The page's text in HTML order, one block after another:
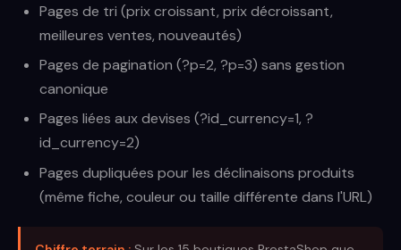
Pages de tri (prix croissant, prix décroissant,
meilleures ventes, nouveautés)
Pages de pagination (?p=2, ?p=3) sans gestion
canonique
Pages liées aux devises (?id_currency=1, ?
id_currency=2)
Pages dupliquées pour les déclinaisons produits
(même fiche, couleur ou taille différente dans l'URL)